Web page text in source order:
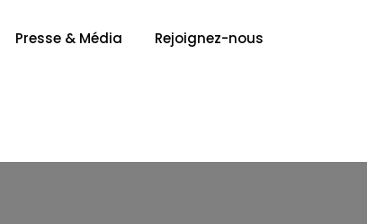
Presse & Média Rejoignez-nous